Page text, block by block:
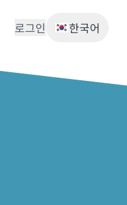
로그인 한국어